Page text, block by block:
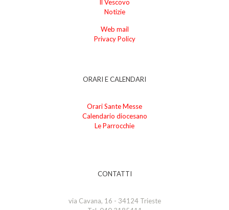
Il Vescovo
Notizie
Web mail
Privacy Policy
ORARI E CALENDARI
Orari Sante Messe
Calendario diocesano
Le Parrocchie
CONTATTI
via Cavana, 16 - 34124 Trieste